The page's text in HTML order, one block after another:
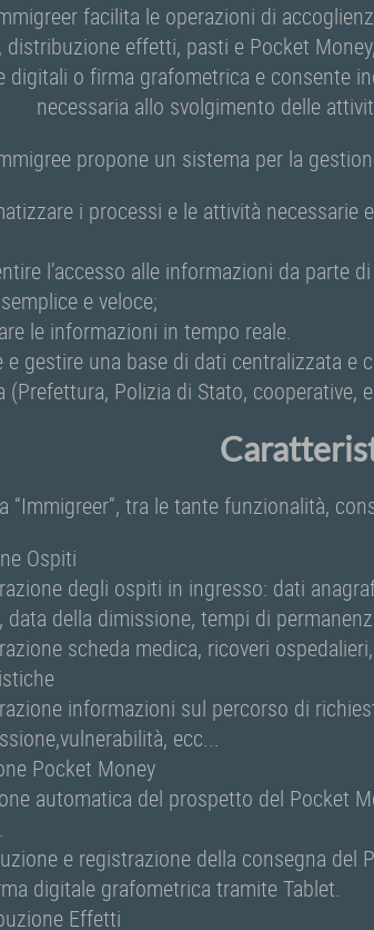
facilita le operazioni di
distribuzione effetti, pasti e Pocket
digitali o firma grafometrica e consente
necessaria allo svolgimento delle
propone un sistema per la
i processi e le attività
l’accesso alle informazioni da
e veloce;
le informazioni in tempo reale.
e gestire una base di dati centralizzata
(Prefettura, Polizia di Stato, cooperative,
“Immigreer”, tra le tante funzionalità,
Ospiti
degli ospiti in ingresso: dati
data della dimissione, tempi di
scheda medica, ricoveri
informazioni sul percorso di
ecc...
Pocket Money
automatica del prospetto del Pocket
e registrazione della consegna
digitale grafometrica tramite Tablet.
Effetti